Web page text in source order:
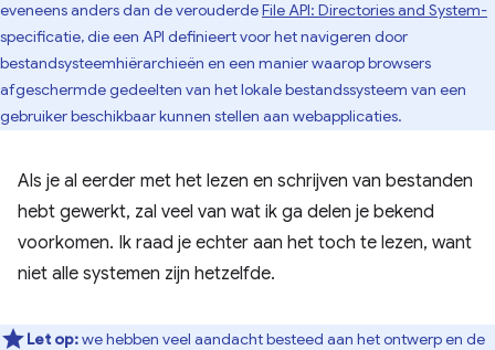
eveneens anders dan de verouderdeFile API: Directories and System-
specificatie, die een API definieert voor het navigeren door
bestandsysteemhiërarchieën en een manier waarop browsers
afgeschermde gedeelten van het lokale bestandssysteem van een
gebruiker beschikbaar kunnen stellen aan webapplicaties.
Als je al eerder met het lezen en schrijven van bestanden
hebt gewerkt, zal veel van wat ik ga delen je bekend
voorkomen. Ik raad je echter aan het toch te lezen, want
niet alle systemen zijn hetzelfde.
Let op:we hebben veel aandacht besteed aan het ontwerp en de